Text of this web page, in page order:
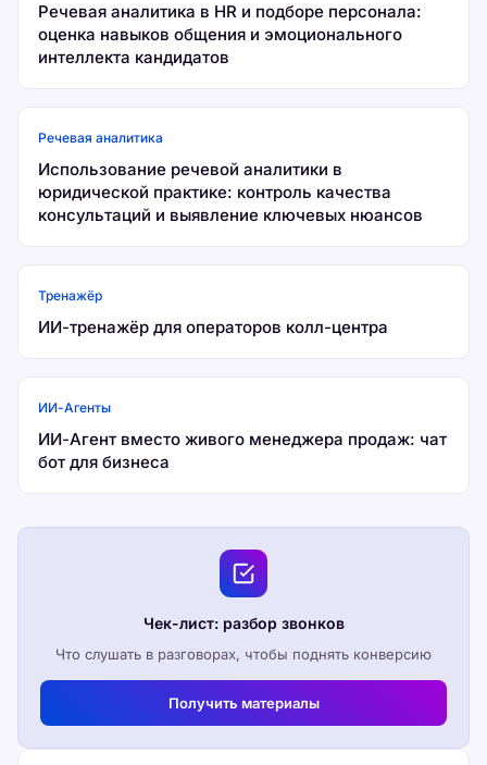
Речевая аналитика в HR и подборе персонала:
оценка навыков общения и эмоционального
интеллекта кандидатов
Речевая аналитика
Использование речевой аналитики в
юридической практике: контроль качества
консультаций и выявление ключевых нюансов
Тренажёр
ИИ-тренажёр для операторов колл-центра
ИИ-Агенты
ИИ-Агент вместо живого менеджера продаж: чат
бот для бизнеса
Чек-лист: разбор звонков
Что слушать в разговорах, чтобы поднять конверсию
Получить материалы